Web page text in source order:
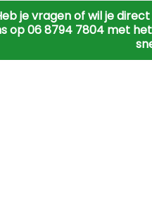
je vragen of wil je
op 06 8794 7804 met